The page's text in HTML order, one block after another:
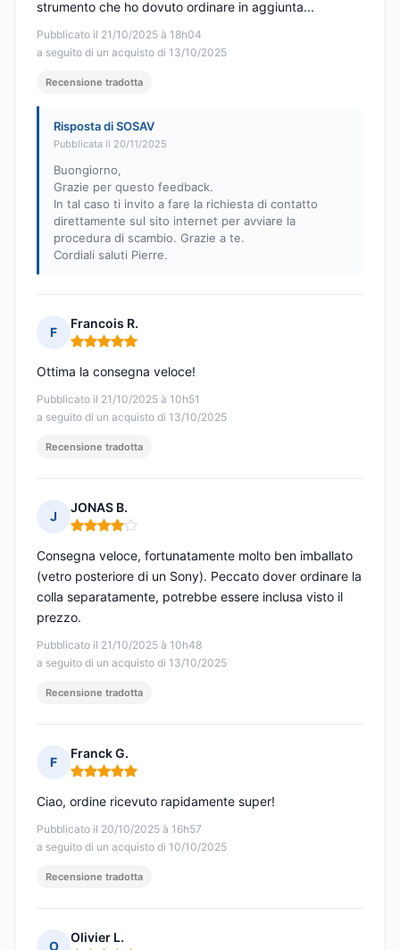
Pubblicato il 21/10/2025 à 18h04
a seguito di un acquisto di 13/10/2025
strumento che ho dovuto ordinare in aggiunta...
Recensione tradotta
Risposta di SOSAV
Pubblicata il 20/11/2025
Buongiorno,
Grazie per questo feedback.
In tal caso ti invito a fare la richiesta di contatto
direttamente sul sito internet per avviare la
procedura di scambio. Grazie a te.
Cordiali saluti Pierre.
F
Francois R.
Nota: 5 su 5
Pubblicato il 21/10/2025 à 10h51
a seguito di un acquisto di 13/10/2025
Ottima la consegna veloce!
Recensione tradotta
J
JONAS B.
Nota: 4 su 5
Pubblicato il 21/10/2025 à 10h48
a seguito di un acquisto di 13/10/2025
Consegna veloce, fortunatamente molto ben imballato
(vetro posteriore di un Sony). Peccato dover ordinare la
colla separatamente, potrebbe essere inclusa visto il
prezzo.
Recensione tradotta
F
Franck G.
Nota: 5 su 5
Pubblicato il 20/10/2025 à 16h57
a seguito di un acquisto di 10/10/2025
Ciao, ordine ricevuto rapidamente super!
Recensione tradotta
O
Olivier L.